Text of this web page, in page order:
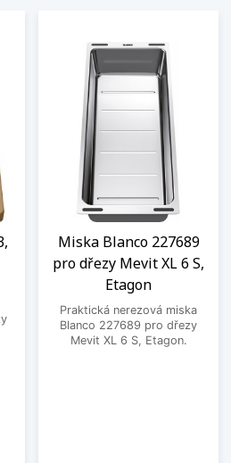
Miska Blanco 227689
pro dřezy Mevit XL 6 S,
Etagon
Praktická nerezová miska
Blanco 227689 pro dřezy
Mevit XL 6 S, Etagon.